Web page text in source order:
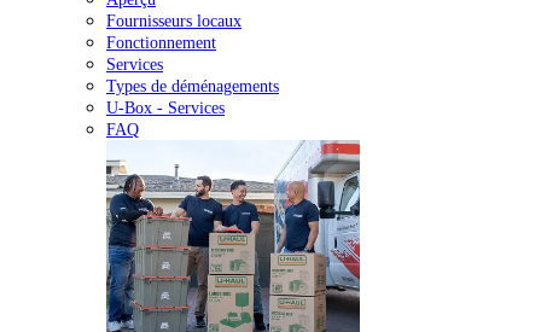
Fournisseurs locaux
Fonctionnement
Services
Types de déménagements
U-Box - Services
FAQ